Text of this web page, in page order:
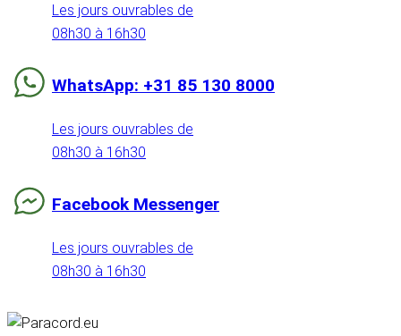
Les jours ouvrables de
08h30 à 16h30
WhatsApp: +31 85 130 8000
Les jours ouvrables de
08h30 à 16h30
Facebook Messenger
Les jours ouvrables de
08h30 à 16h30